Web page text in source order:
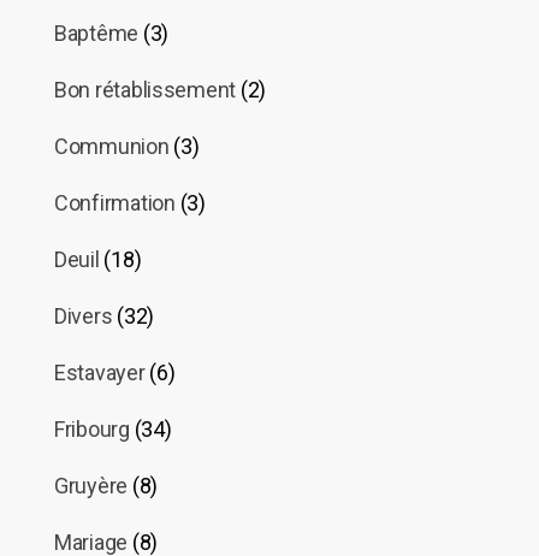
Baptême (3)
Bon rétablissement (2)
Communion (3)
Confirmation (3)
Deuil (18)
Divers (32)
Estavayer (6)
Fribourg (34)
Gruyère (8)
Mariage (8)